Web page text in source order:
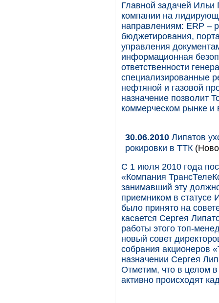
Главной задачей Ильи
компании на
направлениям: ERP –
бюджетирования,
управления
информационная
ответственности
специализированные
нефтяной и газовой
назначение позволит
коммерческом рынке и
30.06.2010 Липатов
рокировки в ТТК
С 1 июля 2010 года
«Компания
занимавший эту
приемником в статусе
было принято на
касается Сергея
работы этого топ-
новый совет
собрания акционеров
назначении Сергея
Отметим, что в целом
активно происходят